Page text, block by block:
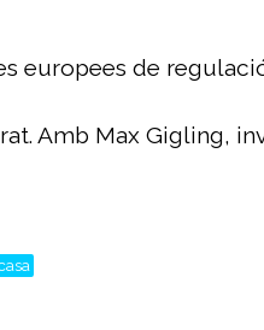
europees de
Amb Max Gigling,